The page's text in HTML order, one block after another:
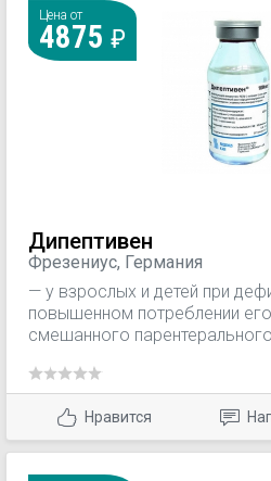
внутривенного введения.
Цена от
4875
Дипептивен
Фрезениус, Германия
— у взрослых и детей при
повышенном потреблении
смешанного парентерального
типах обмена веществ
множественных травмах,
хирургических
воспалительных процессах,
Нравится